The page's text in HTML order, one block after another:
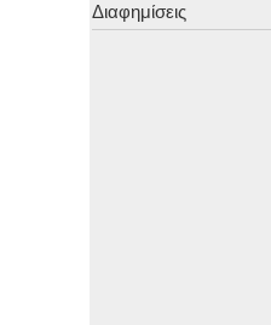
Διαφημίσεις